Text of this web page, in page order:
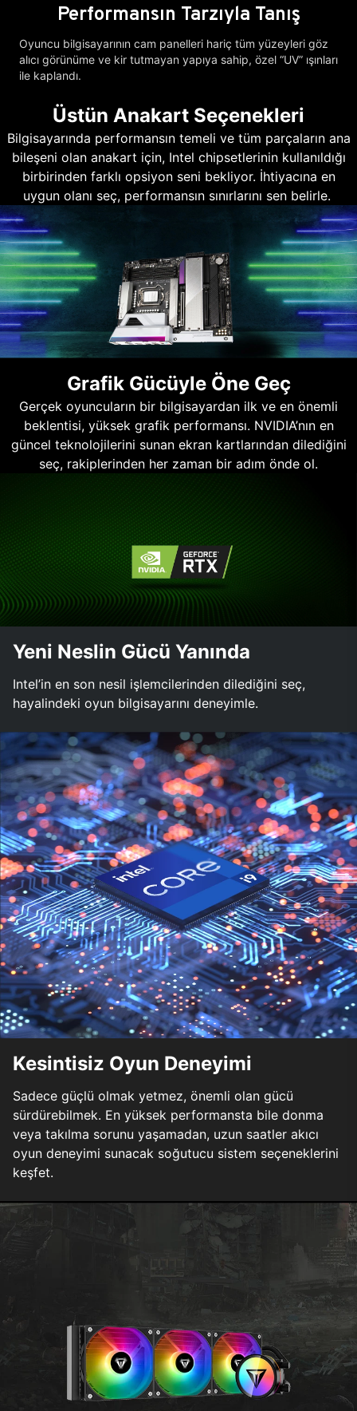
Performansın Tarzıyla Tanış
Oyuncu bilgisayarının cam panelleri hariç tüm yüzeyleri göz
alıcı görünüme ve kir tutmayan yapıya sahip, özel “UV” ışınları
ile kaplandı.
Üstün Anakart Seçenekleri
Bilgisayarında performansın temeli ve tüm parçaların ana
bileşeni olan anakart için, Intel chipsetlerinin kullanıldığı
birbirinden farklı opsiyon seni bekliyor. İhtiyacına en
uygun olanı seç, performansın sınırlarını sen belirle.
Grafik Gücüyle Öne Geç
Gerçek oyuncuların bir bilgisayardan ilk ve en önemli
beklentisi, yüksek grafik performansı. NVIDIA’nın en
güncel teknolojilerini sunan ekran kartlarından dilediğini
seç, rakiplerinden her zaman bir adım önde ol.
Yeni Neslin Gücü Yanında
Intel’in en son nesil işlemcilerinden dilediğini seç,
hayalindeki oyun bilgisayarını deneyimle.
Kesintisiz Oyun Deneyimi
Sadece güçlü olmak yetmez, önemli olan gücü
sürdürebilmek. En yüksek performansta bile donma
veya takılma sorunu yaşamadan, uzun saatler akıcı
oyun deneyimi sunacak soğutucu sistem seçeneklerini
keşfet.